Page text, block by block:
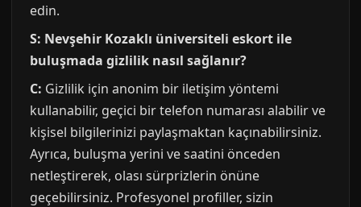
edin.
S: Nevşehir Kozaklı üniversiteli eskort ile
buluşmada gizlilik nasıl sağlanır?
C: Gizlilik için anonim bir iletişim yöntemi
kullanabilir, geçici bir telefon numarası alabilir ve
kişisel bilgilerinizi paylaşmaktan kaçınabilirsiniz.
Ayrıca, buluşma yerini ve saatini önceden
netleştirerek, olası sürprizlerin önüne
geçebilirsiniz. Profesyonel profiller, sizin